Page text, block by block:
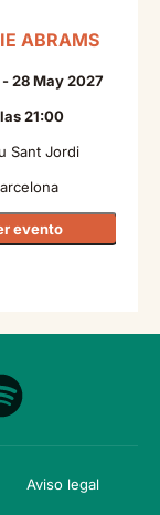
ABRAMS
28 May 2027
21:00
Sant Jordi
evento
Aviso legal